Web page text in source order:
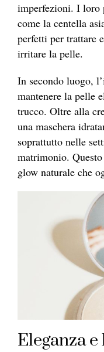
imperfezioni. I loro
come la centella
perfetti per trattare
irritare la pelle.
In secondo luogo,
mantenere la pelle
trucco. Oltre alla
una maschera
soprattutto nelle
matrimonio.
glow naturale che
Eleganza